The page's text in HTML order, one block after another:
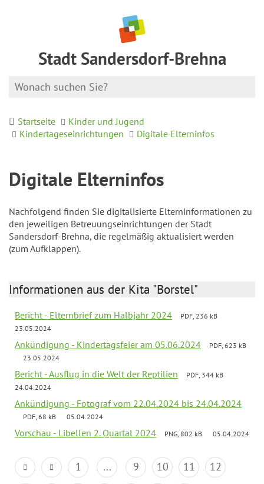
Stadt Sandersdorf-Brehna
Startseite
Kinder und Jugend
Kindertageseinrichtungen
Digitale Elterninfos
Digitale Elterninfos
Nachfolgend finden Sie digitalisierte Elterninformationen zu
den jeweiligen Betreuungseinrichtungen der Stadt
Sandersdorf-Brehna, die regelmäßig aktualisiert werden
(zum Aufklappen).
Informationen aus der Kita "Borstel"
Bericht - Elternbrief zum Halbjahr 2024
PDF, 236 kB
23.05.2024
Ankündigung - Kindertagsfeier am 05.06.2024
PDF, 623 kB
23.05.2024
Bericht - Ausflug in die Welt der Reptilien
PDF, 344 kB
24.04.2024
Ankündigung - Fotograf vom 22.04.2024 bis 24.04.2024
PDF, 68 kB 05.04.2024
Vorschau - Libellen 2. Quartal 2024 PNG, 802 kB 05.04.2024
1 ... 9 10 11
12